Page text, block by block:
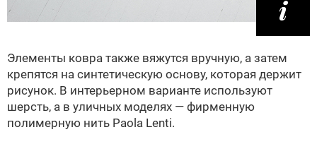
Элементы ковра также вяжутся вручную, а затем
крепятся на синтетическую основу, которая держит
рисунок. В интерьерном варианте используют
шерсть, а в уличных моделях — фирменную
полимерную нить Paola Lenti.